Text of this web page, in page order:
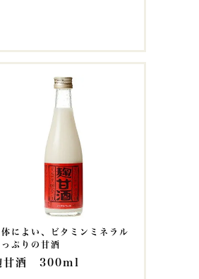
体によい、ビタミンミネラル
っぷりの甘酒
甘酒 300ml